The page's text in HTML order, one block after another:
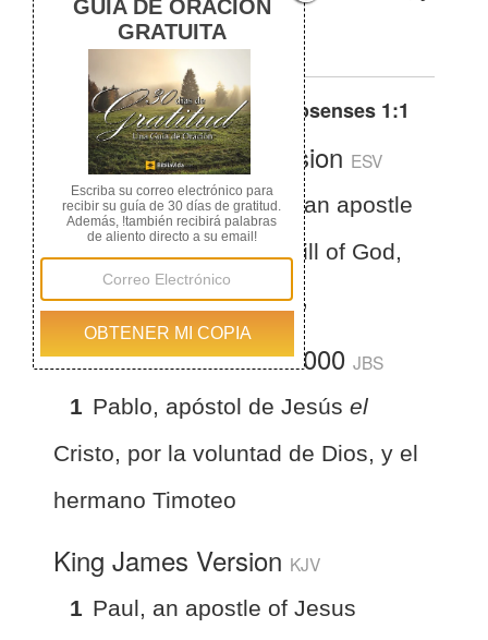
el hermano Timoteo,
Otras traducciones de Colosenses 1:1
English Standard Version ESV
Colossians 1:1 Paul, an apostle
of Christ Jesus by the will of God,
and Timothy our brother,
La Biblia del Jubileo 2000 JBS
1 Pablo, apóstol de Jesús el
Cristo, por la voluntad de Dios, y el
hermano Timoteo
King James Version KJV
1 Paul, an apostle of Jesus